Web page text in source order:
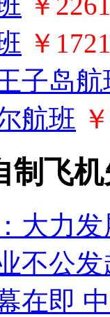
￥
子岛航
航班
制飞
大力
不公
在即